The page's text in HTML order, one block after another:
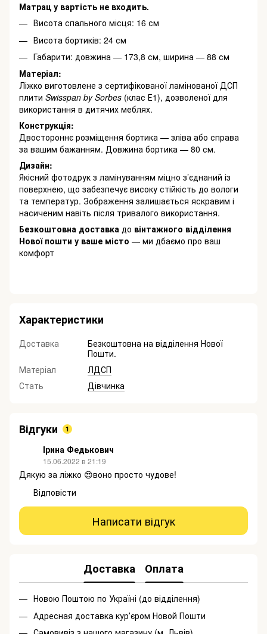
Матрац у вартість не входить.
Висота спального місця: 16 см
Висота бортиків: 24 см
Габарити: довжина — 173,8 см, ширина — 88 см
Матеріал:
Ліжко виготовлене з сертифікованої ламінованої ДСП
плити Swisspan by Sorbes (клас Е1), дозволеної для
використання в дитячих меблях.
Конструкція:
Двостороннє розміщення бортика — зліва або справа
за вашим бажанням. Довжина бортика — 80 см.
Дизайн:
Якісний фотодрук з ламінуванням міцно з’єднаний із
поверхнею, що забезпечує високу стійкість до вологи
та температур. Зображення залишається яскравим і
насиченим навіть після тривалого використання.
Безкоштовна доставка до вінтажного відділення
Нової пошти у ваше місто — ми дбаємо про ваш
комфорт
Характеристики
Доставка
Безкоштовна на відділення Нової
Пошти.
Матеріал
ЛДСП
Стать
Дівчинка
Відгуки 1
Ірина Федькович
15.06.2022 в 21:19
Дякую за ліжко 😍воно просто чудове!
Відповісти
Написати відгук
Доставка Оплата
Новою Поштою по Україні (до відділення)
Адресная доставка курʼєром Новой Пошти